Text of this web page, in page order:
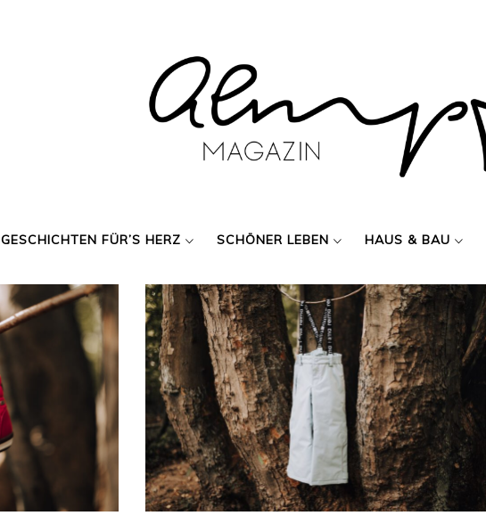
GESCHICHTEN FÜR’S HERZ SCHÖNER LEBEN HAUS & BAU